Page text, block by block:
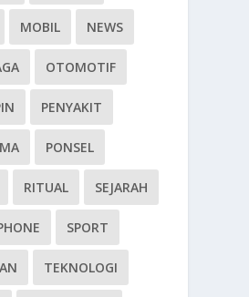
MOBIL NEWS
OTOMOTIF
PENYAKIT
PONSEL
RITUAL SEJARAH
SPORT
TEKNOLOGI